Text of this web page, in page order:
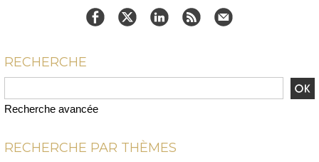
RECHERCHE
Recherche avancée
RECHERCHE PAR THÈMES